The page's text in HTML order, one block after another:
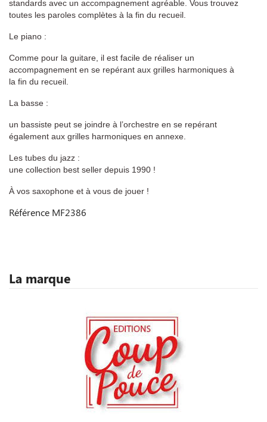
standards avec un accompagnement agréable. Vous trouvez
toutes les paroles complètes à la fin du recueil.
Le piano :
Comme pour la guitare, il est facile de réaliser un
accompagnement en se repérant aux grilles harmoniques à
la fin du recueil.
La basse :
un bassiste peut se joindre à l’orchestre en se repérant
également aux grilles harmoniques en annexe.
Les tubes du jazz :
une collection best seller depuis 1990 !
À vos saxophone et à vous de jouer !
Référence MF2386
La marque